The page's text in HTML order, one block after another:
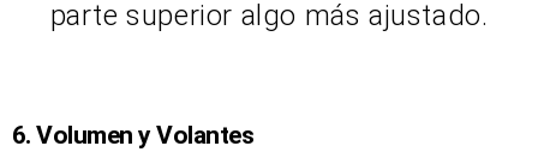
parte superior algo más ajustado.
6. Volumen y Volantes